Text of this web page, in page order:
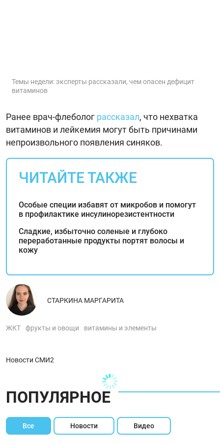
Темы недели: эксперты рассказали, чем опасен дефицит
витаминов
Ранее врач-флеболог рассказал, что нехватка
витаминов и лейкемия могут быть причинами
непроизвольного появления синяков.
ЧИТАЙТЕ ТАКЖЕ
Особые специи избавят от микробов и помогут
в профилактике инсулинорезистентности
Сладкие, избыточно соленые и глубоко
переработанные продукты портят волосы и
кожу
СТАРКИНА МАРГАРИТА
ЖКТ фрукты и овощи витамины и элементы
Новости СМИ2
ПОПУЛЯРНОЕ
Все Новости Видео